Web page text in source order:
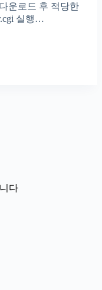
운로드 후 적당한
실행…
다